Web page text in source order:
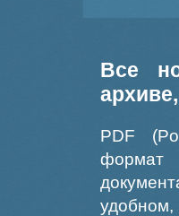
Все
PDF
формат